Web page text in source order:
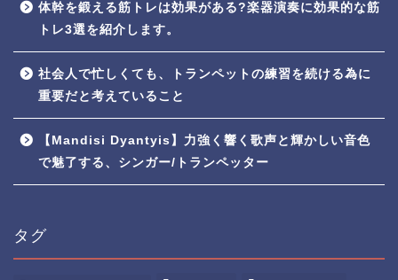
体幹を鍛える筋トレは効果がある?楽器演奏に効果的な筋
トレ3選を紹介します。
社会人で忙しくても、トランペットの練習を続ける為に
重要だと考えていること
【Mandisi Dyantyis】力強く響く歌声と輝かしい音色
で魅了する、シンガー/トランペッター
タグ